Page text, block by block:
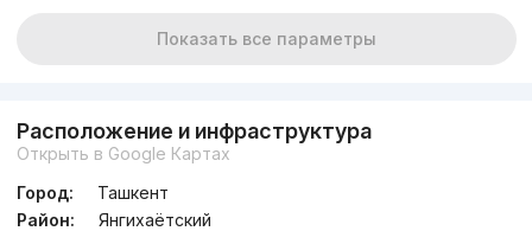
Показать все параметры
Расположение и инфраструктура
Открыть в Google Картах
Город:
Ташкент
Район:
Янгихаётский